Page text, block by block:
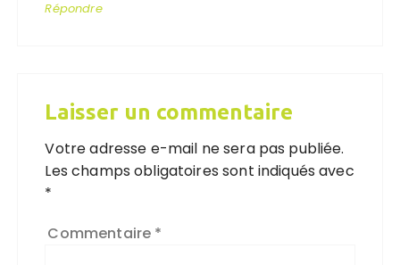
Répondre
Laisser un commentaire
Votre adresse e-mail ne sera pas publiée.
Les champs obligatoires sont indiqués avec
*
Commentaire *